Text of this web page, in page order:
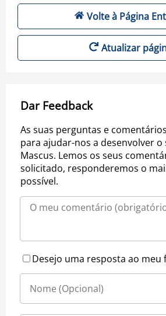
Volte à Página
Atualizar
Dar Feedback
As suas perguntas e
para ajudar-nos a desenvolver o
Mascus. Lemos os seus
solicitado, responderemos o
possível.
Desejo uma resposta ao meu